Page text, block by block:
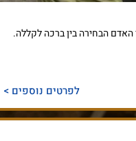
הבחירה בין ברכה לקללה.
לפרטים נוספים >